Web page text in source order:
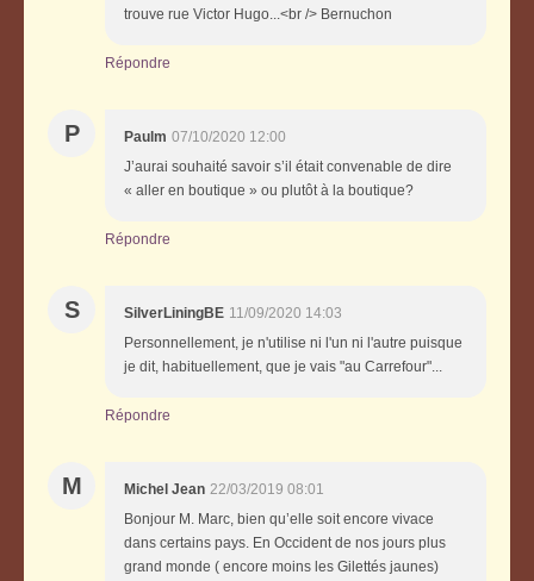
trouve rue Victor Hugo...<br /> Bernuchon
Répondre
P Paulm 07/10/2020 12:00
J’aurai souhaité savoir s’il était convenable de dire
« aller en boutique » ou plutôt à la boutique?
Répondre
S SilverLiningBE 11/09/2020 14:03
Personnellement, je n'utilise ni l'un ni l'autre puisque
je dit, habituellement, que je vais "au Carrefour"...
Répondre
M Michel Jean 22/03/2019 08:01
Bonjour M. Marc, bien qu’elle soit encore vivace
dans certains pays. En Occident de nos jours plus
grand monde ( encore moins les Gilettés jaunes)